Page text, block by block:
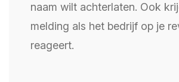
naam wilt achterlaten. Ook
melding als het bedrijf op je
reageert.